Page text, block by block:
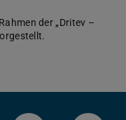
der „Dritev –